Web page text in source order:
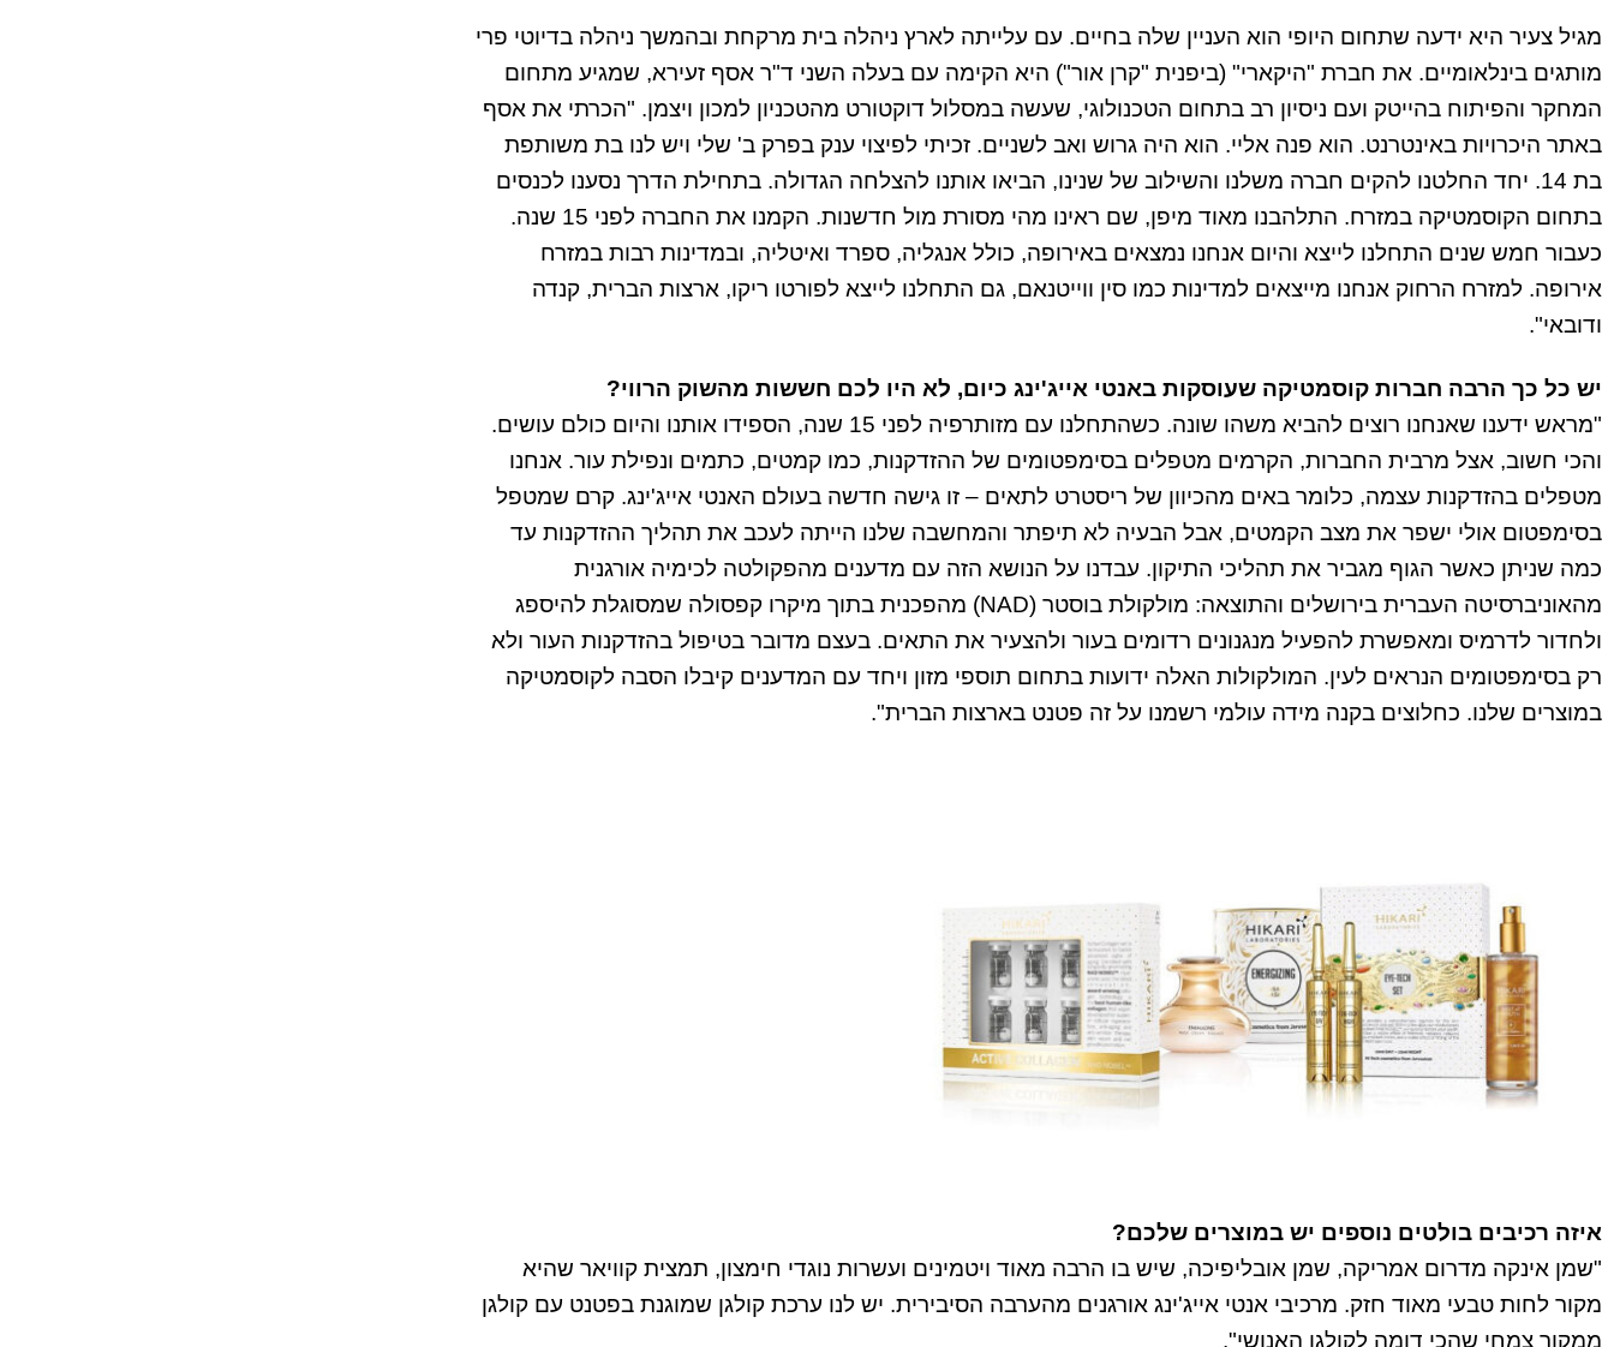
מגיל צעיר היא ידעה שתחום היופי הוא העניין שלה בחיים. עם עלייתה לארץ ניהלה בית מרקחת ובהמשך ניהלה בדיוטי פרי
מותגים בינלאומיים. את חברת "היקארי" (ביפנית "קרן אור") היא הקימה עם בעלה השני ד"ר אסף זעירא, שמגיע מתחום
המחקר והפיתוח בהייטק ועם ניסיון רב בתחום הטכנולוגי, שעשה במסלול דוקטורט מהטכניון למכון ויצמן. "הכרתי את אסף
באתר היכרויות באינטרנט. הוא פנה אליי. הוא היה גרוש ואב לשניים. זכיתי לפיצוי ענק בפרק ב' שלי ויש לנו בת משותפת
בת 14. יחד החלטנו להקים חברה משלנו והשילוב של שנינו, הביאו אותנו להצלחה הגדולה. בתחילת הדרך נסענו לכנסים
בתחום הקוסמטיקה במזרח. התלהבנו מאוד מיפן, שם ראינו מהי מסורת מול חדשנות. הקמנו את החברה לפני 15 שנה.
כעבור חמש שנים התחלנו לייצא והיום אנחנו נמצאים באירופה, כולל אנגליה, ספרד ואיטליה, ובמדינות רבות במזרח
אירופה. למזרח הרחוק אנחנו מייצאים למדינות כמו סין ווייטנאם, גם התחלנו לייצא לפורטו ריקו, ארצות הברית, קנדה
ודובאי".
יש כל כך הרבה חברות קוסמטיקה שעוסקות באנטי אייג'ינג כיום, לא היו לכם חששות מהשוק הרווי?
"מראש ידענו שאנחנו רוצים להביא משהו שונה. כשהתחלנו עם מזותרפיה לפני 15 שנה, הספידו אותנו והיום כולם עושים.
והכי חשוב, אצל מרבית החברות, הקרמים מטפלים בסימפטומים של ההזדקנות, כמו קמטים, כתמים ונפילת עור. אנחנו
מטפלים בהזדקנות עצמה, כלומר באים מהכיוון של ריסטרט לתאים – זו גישה חדשה בעולם האנטי אייג'ינג. קרם שמטפל
בסימפטום אולי ישפר את מצב הקמטים, אבל הבעיה לא תיפתר והמחשבה שלנו הייתה לעכב את תהליך ההזדקנות עד
כמה שניתן כאשר הגוף מגביר את תהליכי התיקון. עבדנו על הנושא הזה עם מדענים מהפקולטה לכימיה אורגנית
מהאוניברסיטה העברית בירושלים והתוצאה: מולקולת בוסטר (NAD) מהפכנית בתוך מיקרו קפסולה שמסוגלת להיספג
ולחדור לדרמיס ומאפשרת להפעיל מנגנונים רדומים בעור ולהצעיר את התאים. בעצם מדובר בטיפול בהזדקנות העור ולא
רק בסימפטומים הנראים לעין. המולקולות האלה ידועות בתחום תוספי מזון ויחד עם המדענים קיבלו הסבה לקוסמטיקה
במוצרים שלנו. כחלוצים בקנה מידה עולמי רשמנו על זה פטנט בארצות הברית".
איזה רכיבים בולטים נוספים יש במוצרים שלכם?
"שמן אינקה מדרום אמריקה, שמן אובליפיכה, שיש בו הרבה מאוד ויטמינים ועשרות נוגדי חימצון, תמצית קוויאר שהיא
מקור לחות טבעי מאוד חזק. מרכיבי אנטי אייג'ינג אורגנים מהערבה הסיבירית. יש לנו ערכת קולגן שמוגנת בפטנט עם קולגן
ממקור צמחי שהכי דומה לקולגן האנושי".